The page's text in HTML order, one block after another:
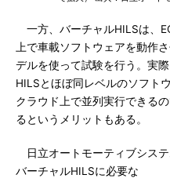
一方、バーチャルHILSは、
上で車載ソフトウェアを動作
デルを使って試験を行う。実
HILSとほぼ同レベルのソフト
クラウド上で並列実行できる
るというメリットもある。
日立オートモーティブシステ
バーチャルHILSに必要な